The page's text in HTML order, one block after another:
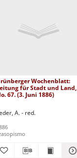
Wochenblatt:
für Stadt und Land,
67. (3. Juni 1886)
A. - red.